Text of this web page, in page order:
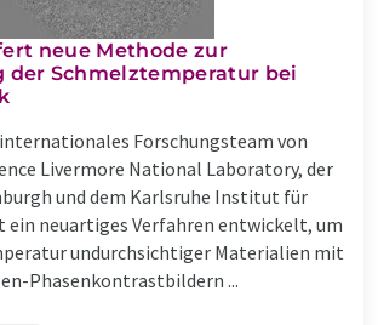
neue Methode zur
der Schmelztemperatur bei
Forschungsteam von
Livermore National Laboratory, der
und dem Karlsruhe Institut für
ein neuartiges Verfahren entwickelt, um
undurchsichtiger Materialien mit
Phasenkontrastbildern ...